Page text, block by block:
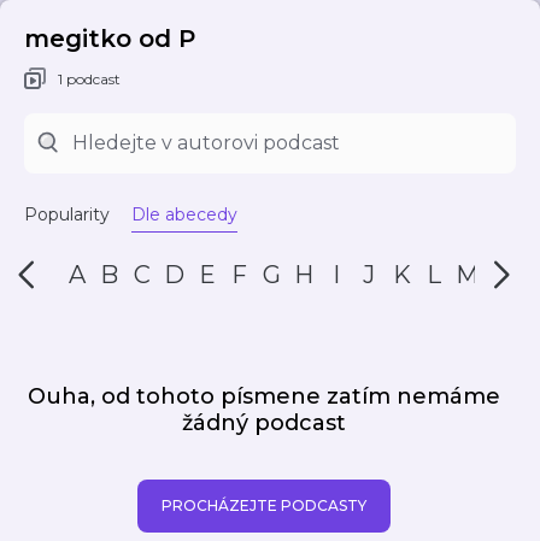
megitko od P
1 podcast
Popularity Dle abecedy
A B C D E F G H I J K L M N
Ouha, od tohoto písmene zatím nemáme
žádný podcast
PROCHÁZEJTE PODCASTY